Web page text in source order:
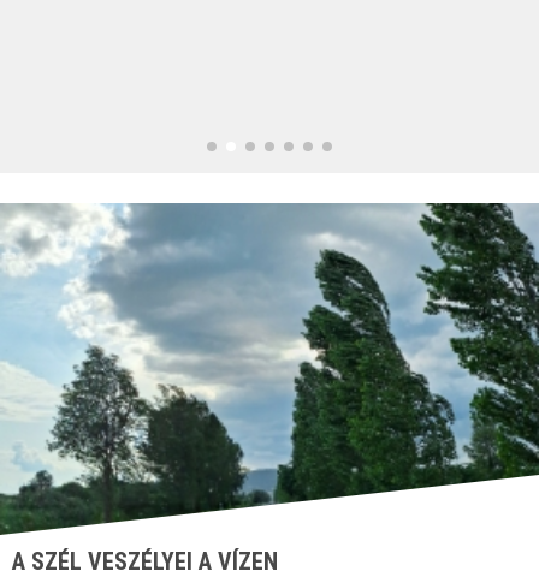
A SZÉL VESZÉLYEI A VÍZEN